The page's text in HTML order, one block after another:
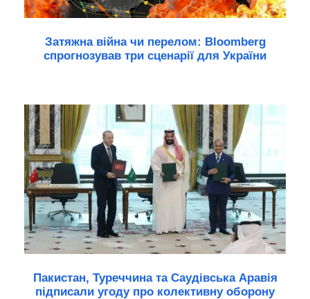
Затяжна війна чи перелом: Bloomberg
спрогнозував три сценарії для України
Пакистан, Туреччина та Саудівська Аравія
підписали угоду про колективну оборону